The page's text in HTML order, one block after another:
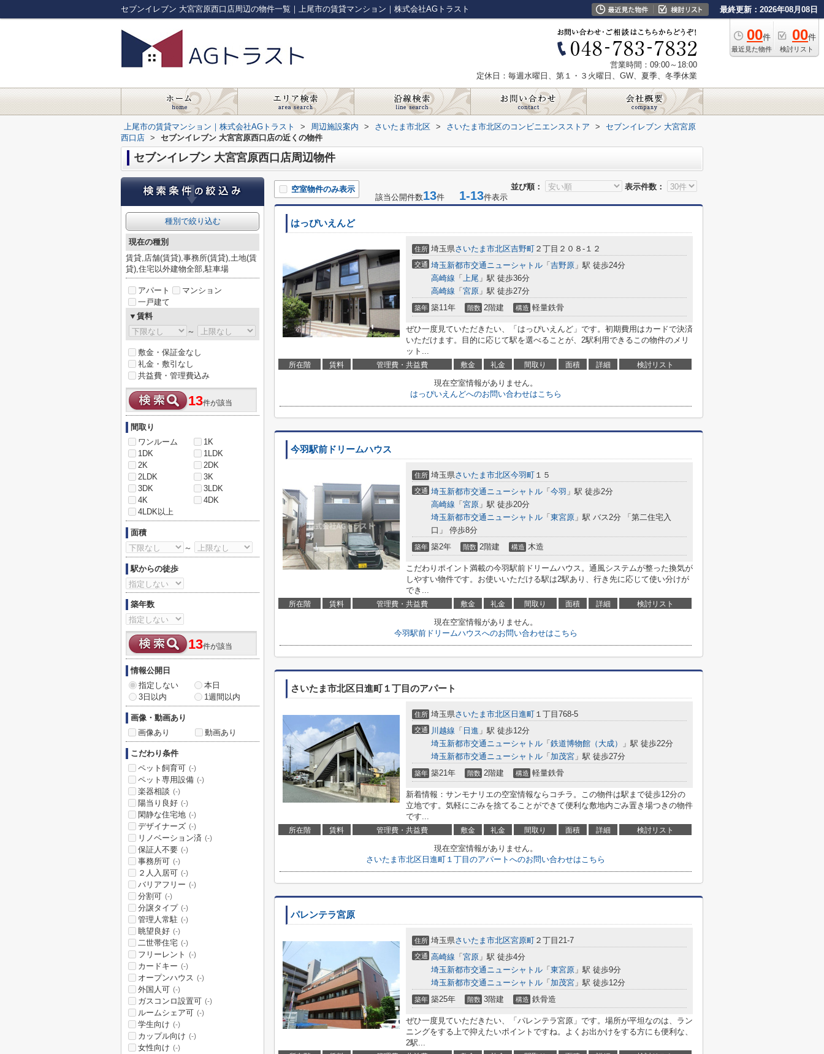
セブンイレブン 大宮宮原西口店周辺の物件一覧｜上尾市の賃貸マンション｜株式会社AGトラスト 最終更新：2026年08月08日
00件
最近見た物件
00件
検討リスト
営業時間：09:00～18:00
定休日：毎週水曜日、第１・３火曜日、GW、夏季、冬季休業
上尾市の賃貸マンション｜株式会社AGトラスト > 周辺施設案内 > さいたま市北区 > さいたま市北区のコンビニエンスストア >
セブンイレブン 大宮宮原
西口店 > セブンイレブン 大宮宮原西口店の近くの物件
セブンイレブン 大宮宮原西口店周辺物件
並び順： 表示件数：
空室物件のみ表示
該当公開件数13件 1-13件表示
はっぴいえんど
住所 埼玉県さいたま市北区吉野町 ２丁目２０８-１２
交通 埼玉新都市交通ニューシャトル 「 吉野原 」駅 徒歩24分
高崎線 「 上尾 」駅 徒歩36分
高崎線 「 宮原 」駅 徒歩27分
築年 築11年 階数 2階建 構造 軽量鉄骨
ぜひ一度見ていただきたい、「はっぴいえんど」です。初期費用はカードで決済
いただけます。目的に応じて駅を選べることが、2駅利用できるこの物件のメリ
ット...
所在階 賃料 管理費・共益費 敷金 礼金 間取り 面積 詳細 検討リスト
現在空室情報がありません。
はっぴいえんどへのお問い合わせはこちら
今羽駅前ドリームハウス
住所 埼玉県さいたま市北区今羽町 １５
交通 埼玉新都市交通ニューシャトル 「 今羽 」駅 徒歩2分
高崎線 「 宮原 」駅 徒歩20分
埼玉新都市交通ニューシャトル 「 東宮原 」駅 バス2分 「第二住宅入
口」 停歩8分
築年 築2年 階数 2階建 構造 木造
こだわりポイント満載の今羽駅前ドリームハウス。通風システムが整った換気が
しやすい物件です。お使いいただける駅は2駅あり、行き先に応じて使い分けが
でき...
所在階 賃料 管理費・共益費 敷金 礼金 間取り 面積 詳細 検討リスト
現在空室情報がありません。
今羽駅前ドリームハウスへのお問い合わせはこちら
さいたま市北区日進町１丁目のアパート
住所 埼玉県さいたま市北区 日進町 １丁目768-5
交通 川越線 「 日進 」駅 徒歩12分
埼玉新都市交通ニューシャトル 「 鉄道博物館（大成）
」駅 徒歩22分
埼玉新都市交通ニューシャトル 「 加茂宮 」駅 徒歩27分
築年 築21年 階数 2階建 構造 軽量鉄骨
新着情報：サンモナリエの空室情報ならコチラ。この物件は駅まで徒歩12分の
立地です。気軽にごみを捨てることができて便利な敷地内ごみ置き場つきの物件
です...
所在階 賃料 管理費・共益費 敷金 礼金 間取り 面積 詳細 検討リスト
現在空室情報がありません。
さいたま市北区日進町１丁目のアパートへのお問い合わせはこちら
パレンテラ宮原
住所 埼玉県さいたま市北区宮原町 ２丁目21-7
交通 高崎線 「 宮原 」駅 徒歩4分
埼玉新都市交通ニューシャトル 「 東宮原 」駅 徒歩9分
埼玉新都市交通ニューシャトル 「 加茂宮 」駅 徒歩12分
築年 築25年 階数 3階建 構造 鉄骨造
ぜひ一度見ていただきたい、「パレンテラ宮原」です。場所が平坦なのは、ラン
ニングをする上で抑えたいポイントですね。よくお出かけをする方にも便利な、
2駅...
種別で絞り込む
現在の種別
賃貸,店舗(賃貸),事務所(賃貸),土地(賃
貸),住宅以外建物全部,駐車場
アパート
マンション
一戸建て
▼賃料
～
敷金・保証金なし
礼金・敷引なし
共益費・管理費込み
13件が該当
間取り
ワンルーム
1K
1DK
1LDK
2K
2DK
2LDK
3K
3DK
3LDK
4K
4DK
4LDK以上
面積
～
駅からの徒歩
築年数
13件が該当
情報公開日
指定しない
本日
3日以内
1週間以内
画像・動画あり
画像あり
動画あり
こだわり条件
ペット飼育可 (-)
ペット専用設備 (-)
楽器相談 (-)
陽当り良好 (-)
閑静な住宅地 (-)
デザイナーズ (-)
リノベーション済 (-)
保証人不要 (-)
事務所可 (-)
２人入居可 (-)
バリアフリー (-)
分割可 (-)
分譲タイプ (-)
管理人常駐 (-)
眺望良好 (-)
二世帯住宅 (-)
フリーレント (-)
カードキー (-)
オープンハウス (-)
外国人可 (-)
ガスコンロ設置可 (-)
ルームシェア可 (-)
学生向け (-)
カップル向け (-)
女性向け (-)